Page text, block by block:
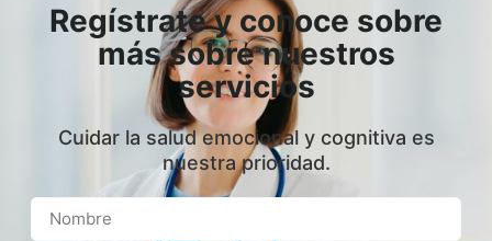
Regístrate y conoce sobre
más sobre nuestros
servicios
Cuidar la salud emocional y cognitiva es
nuestra prioridad.